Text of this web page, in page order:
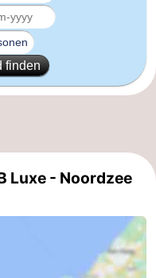
finden
Luxe - Noordzee